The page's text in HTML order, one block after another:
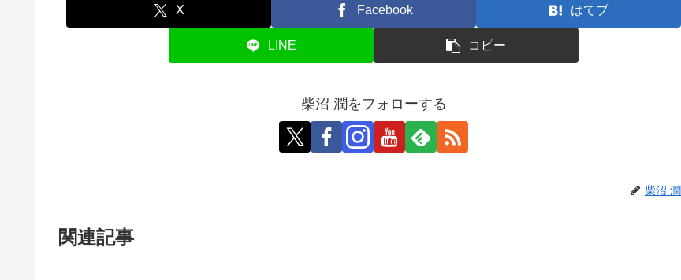
X Facebook はてブ
LINE コピー
柴沼 潤をフォローする
柴沼 潤
関連記事